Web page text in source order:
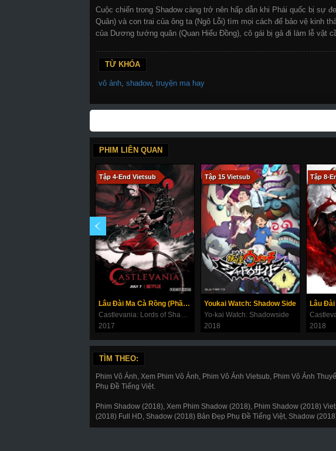
Cuộc chiến trong Shadow càng trở nên hấp dẫn khi Phái quốc bị sự
Quân) và con trai của ông ta (Ngô Lỗi) tìm mọi cách để bảo vệ kinh
của Dương tướng quân (Quan Hiểu Đồng), cô gái bị gả đi làm lễ vật
TỪ KHÓA
vô ảnh shadow, truyện ma hay
PHIM LIÊN QUAN
Tập 4-End Vietsub
Lâu Đài Ma Cà Rồng (Phần 1)
2017
Tập 15 Vietsub
Youkai Watch: Shadow Side
Yo-kai Watch: Shadowside
2018
Tập 8-
2018
TÌM THEO:
Phim Vô Ảnh, Xem Phim Vô Ảnh, Phim Vô Ảnh Vietsub, Phim Vô Ảnh
Phụ Đề Tiếng Việt.
Phim Shadow (2018), Xem Phim Shadow (2018), Phim Shadow (2018)
(2018) Full HD, Shadow (2018) Bản Đẹp Phụ Đề Tiếng Việt, Shadow